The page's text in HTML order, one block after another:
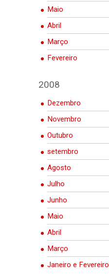
Maio
Abril
Março
Fevereiro
2008
Dezembro
Novembro
Outubro
setembro
Agosto
Julho
Junho
Maio
Abril
Março
Janeiro e Fevereiro